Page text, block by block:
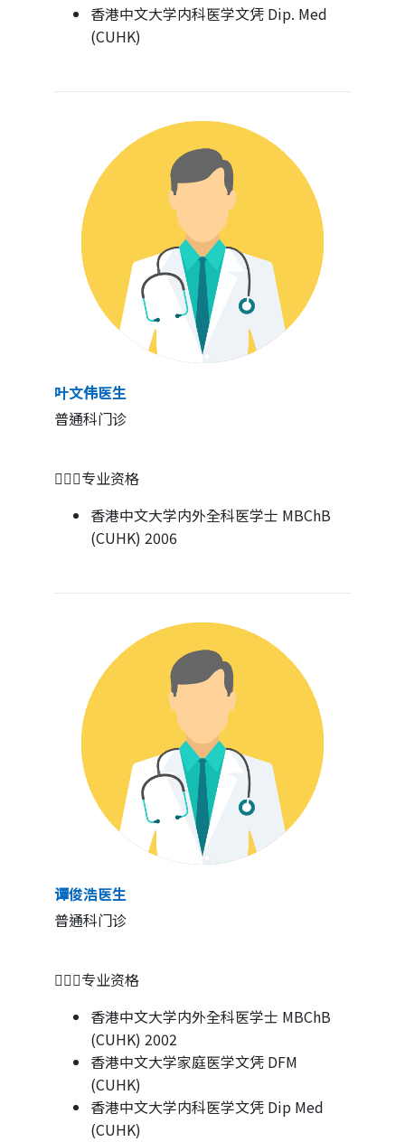
香港中文大学内科医学文凭 Dip. Med
(CUHK)
叶文伟医生
普通科门诊
👨🏻‍⚕专业资格
香港中文大学内外全科医学士 MBChB
(CUHK) 2006
谭俊浩医生
普通科门诊
👨🏻‍⚕专业资格
香港中文大学内外全科医学士 MBChB
(CUHK) 2002
香港中文大学家庭医学文凭 DFM
(CUHK)
香港中文大学内科医学文凭 Dip Med
(CUHK)